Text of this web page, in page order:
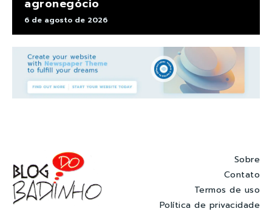
agronegócio
6 de agosto de 2026
Sobre
Contato
Termos de uso
Política de privacidade